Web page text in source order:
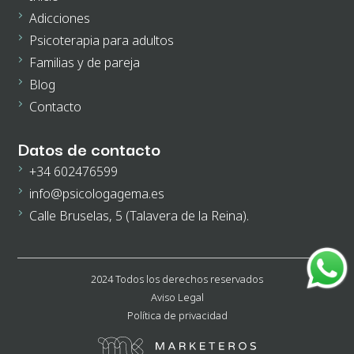
Adicciones
Psicoterapia para adultos
Familias y de pareja
Blog
Contacto
Datos de contacto
+34 602476599
info@psicologagema.es
Calle Bruselas, 5 (Talavera de la Reina).
2024 Todos los derechos reservados
Aviso Legal
Política de privacidad